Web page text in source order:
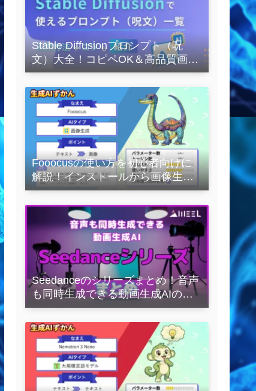
Stable Diffusionプロンプト（呪
文）大全！コピペOK＆高品質画像
を作るコツの完全保存版
Fooocusの使い方を初心者向けに
解説！インストールから画像生成
の実践まで紹介
Seedanceのシリーズまとめ！音声
も同時生成できる動画生成AIの全
容を解説